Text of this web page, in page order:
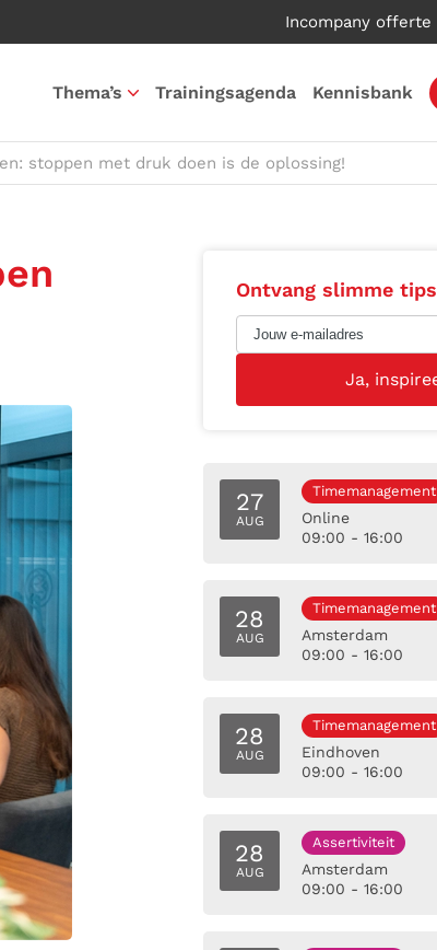
Incompany offerte
Thema’s Trainingsagenda Kennisbank
stoppen met druk doen is de oplossing!
Ontvang slimme tips
27
AUG
Timemanagement
Online
09:00 - 16:00
28
AUG
Timemanagement
Amsterdam
09:00 - 16:00
28
AUG
Timemanagement
Eindhoven
09:00 - 16:00
28
AUG
Assertiviteit
Amsterdam
09:00 - 16:00